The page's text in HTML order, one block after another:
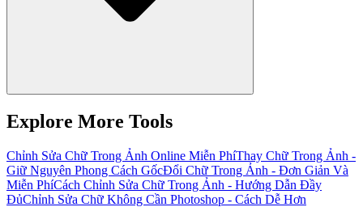
Explore More Tools
Chỉnh Sửa Chữ Trong Ảnh Online Miễn PhíThay Chữ Trong Ảnh -
Giữ Nguyên Phong Cách GốcĐổi Chữ Trong Ảnh - Đơn Giản Và
Miễn PhíCách Chỉnh Sửa Chữ Trong Ảnh - Hướng Dẫn Đầy
ĐủChỉnh Sửa Chữ Không Cần Photoshop - Cách Dễ Hơn